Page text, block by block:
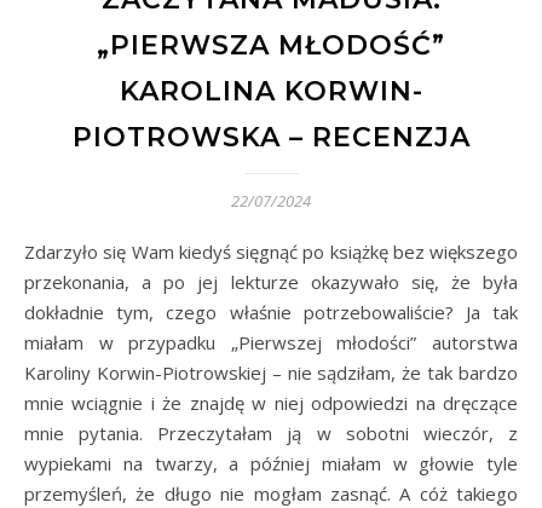
„PIERWSZA MŁODOŚĆ”
KAROLINA KORWIN-
PIOTROWSKA – RECENZJA
22/07/2024
Zdarzyło się Wam kiedyś sięgnąć po książkę bez większego
przekonania, a po jej lekturze okazywało się, że była
dokładnie tym, czego właśnie potrzebowaliście? Ja tak
miałam w przypadku „Pierwszej młodości” autorstwa
Karoliny Korwin-Piotrowskiej – nie sądziłam, że tak bardzo
mnie wciągnie i że znajdę w niej odpowiedzi na dręczące
mnie pytania. Przeczytałam ją w sobotni wieczór, z
wypiekami na twarzy, a później miałam w głowie tyle
przemyśleń, że długo nie mogłam zasnąć. A cóż takiego